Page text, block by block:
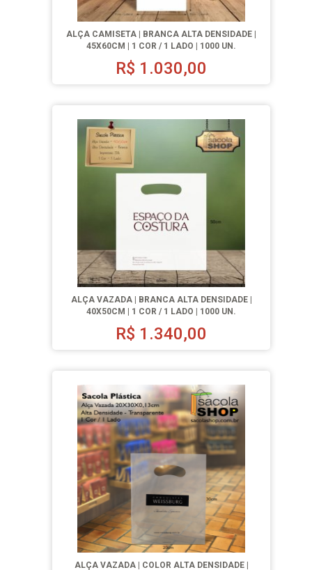
ALÇA CAMISETA | BRANCA ALTA DENSIDADE |
45X60CM | 1 COR / 1 LADO | 1000 UN.
R$ 1.030,00
ALÇA VAZADA | BRANCA ALTA DENSIDADE |
40X50CM | 1 COR / 1 LADO | 1000 UN.
R$ 1.340,00
ALÇA VAZADA | COLOR ALTA DENSIDADE |